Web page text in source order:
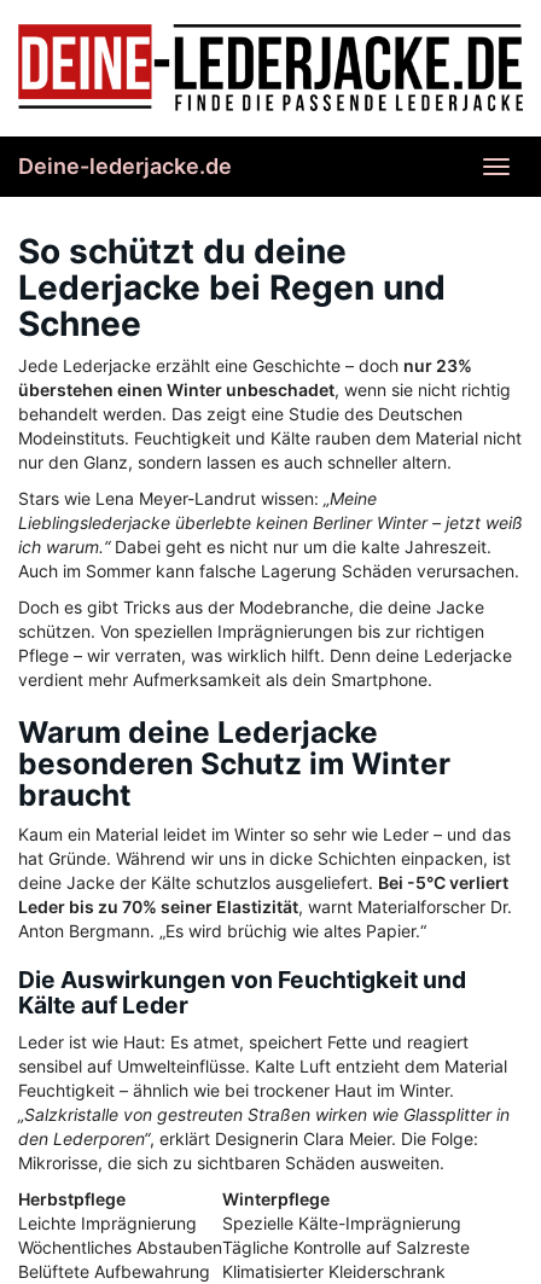
content
Deine-lederjacke.de
So schützt du deine
Lederjacke bei Regen und
Schnee
Jede Lederjacke erzählt eine Geschichte – doch nur 23%
überstehen einen Winter unbeschadet, wenn sie nicht richtig
behandelt werden. Das zeigt eine Studie des Deutschen
Modeinstituts. Feuchtigkeit und Kälte rauben dem Material nicht
nur den Glanz, sondern lassen es auch schneller altern.
Stars wie Lena Meyer-Landrut wissen: „Meine
Lieblingslederjacke überlebte keinen Berliner Winter – jetzt weiß
ich warum.“Dabei geht es nicht nur um die kalte Jahreszeit.
Auch im Sommer kann falsche Lagerung Schäden verursachen.
Doch es gibt Tricks aus der Modebranche, die deine Jacke
schützen. Von speziellen Imprägnierungen bis zur richtigen
Pflege – wir verraten, was wirklich hilft. Denn deine Lederjacke
verdient mehr Aufmerksamkeit als dein Smartphone.
Warum deine Lederjacke
besonderen Schutz im Winter
braucht
Kaum ein Material leidet im Winter so sehr wie Leder – und das
hat Gründe. Während wir uns in dicke Schichten einpacken, ist
deine Jacke der Kälte schutzlos ausgeliefert. Bei -5°C verliert
Leder bis zu 70% seiner Elastizität, warnt Materialforscher Dr.
Anton Bergmann. „Es wird brüchig wie altes Papier.“
Die Auswirkungen von Feuchtigkeit und
Kälte auf Leder
Leder ist wie Haut: Es atmet, speichert Fette und reagiert
sensibel auf Umwelteinflüsse. Kalte Luft entzieht dem Material
Feuchtigkeit – ähnlich wie bei trockener Haut im Winter.
„Salzkristalle von gestreuten Straßen wirken wie Glassplitter in
den Lederporen“, erklärt Designerin Clara Meier. Die Folge:
Mikrorisse, die sich zu sichtbaren Schäden ausweiten.
Herbstpflege
Winterpflege
Leichte Imprägnierung
Spezielle Kälte-Imprägnierung
Wöchentliches AbstaubenTägliche Kontrolle auf Salzreste
Belüftete Aufbewahrung
Klimatisierter Kleiderschrank